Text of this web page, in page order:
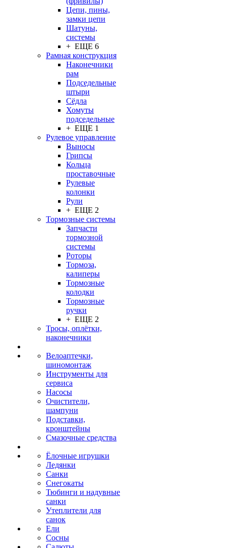
Цепи, пины,
замки цепи
Шатуны,
системы
+ ЕЩЕ 6
Рамная конструкция
Наконечники
рам
Подседельные
штыри
Сёдла
Хомуты
подседельные
+ ЕЩЕ 1
Рулевое управление
Выносы
Грипсы
Кольца
проставочные
Рулевые
колонки
Рули
+ ЕЩЕ 2
Тормозные системы
Запчасти
тормозной
системы
Роторы
Тормоза,
калиперы
Тормозные
колодки
Тормозные
ручки
+ ЕЩЕ 2
Тросы, оплётки,
наконечники
Велоаптечки,
шиномонтаж
Инструменты для
сервиса
Насосы
Очистители,
шампуни
Подставки,
кронштейны
Смазочные средства
Ёлочные игрушки
Ледянки
Санки
Снегокаты
Тюбинги и надувные
санки
Утеплители для
санок
Ели
Сосны